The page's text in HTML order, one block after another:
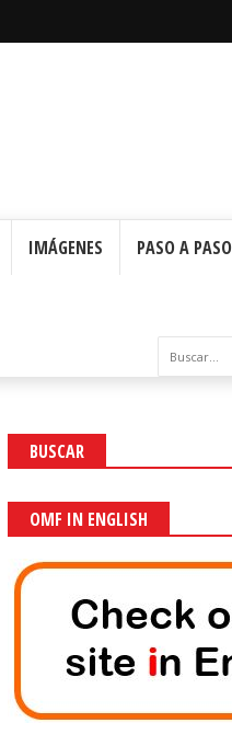
IMÁGENES PASO A PASO
BUSCAR
OMF IN ENGLISH